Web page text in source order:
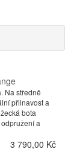
Na středně
přilnavost a
bota
a
3 790,00 Kč